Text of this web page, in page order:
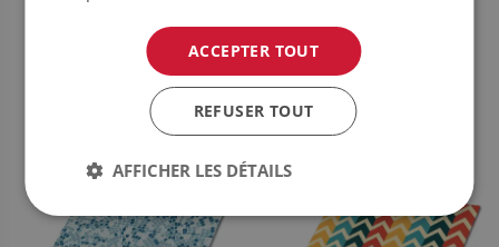
59.99
ACHETER
MAINTENANT
PRIX :
ACHETER
MAINTENANT
ACCEPTER TOUT
REFUSER TOUT
AFFICHER LES DÉTAILS